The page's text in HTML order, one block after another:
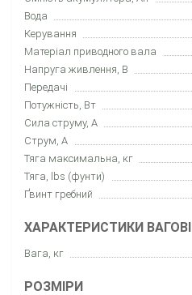
Вода
Керування
Матеріал приводного вала
Напруга живлення, В
Передачі
Потужність, Вт
Сила струму, А
Струм, А
Тяга максимальна, кг
Тяга, lbs (фунти)
Ґвинт гребний
ХАРАКТЕРИСТИКИ ВАГОВІ
Вага, кг
РОЗМІРИ